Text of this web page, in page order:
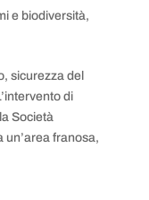
e biodiversità,
sicurezza del
di
Società
un’area franosa,